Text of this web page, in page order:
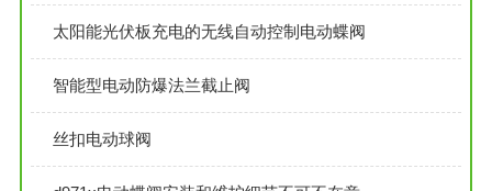
太阳能光伏板充电的无线自动控制电动蝶阀
智能型电动防爆法兰截止阀
丝扣电动球阀